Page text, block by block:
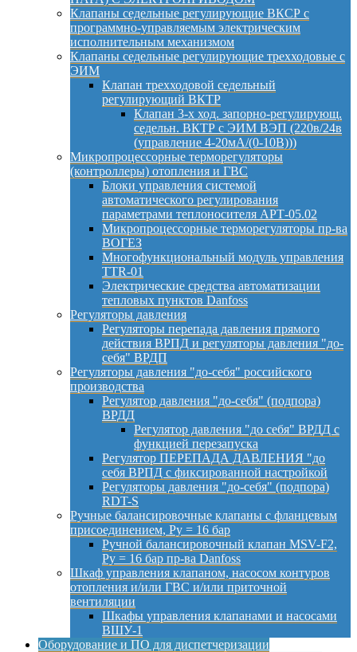
Клапаны седельные регулирующие ВКСР с
программно-управляемым электрическим
исполнительным механизмом
Клапаны седельные регулирующие трехходовые с
ЭИМ
Клапан трехходовой седельный
регулирующий ВКТР
Клапан 3-х ход. запорно-регулирующ.
седельн. ВКТР с ЭИМ ВЭП (220в/24в
(управление 4-20мА/(0-10В)))
Микропроцессорные терморегуляторы
(контроллеры) отопления и ГВС
Блоки управления системой
автоматического регулирования
параметрами теплоносителя АРТ-05.02
Микропроцессорные терморегуляторы пр-ва
ВОГЕЗ
Многофункциональный модуль управления
TTR-01
Электрические средства автоматизации
тепловых пунктов Danfoss
Регуляторы давления
Регуляторы перепада давления прямого
действия ВРПД и регуляторы давления "до-
себя" ВРДП
Регуляторы давления "до-себя" российского
производства
Регулятор давления "до-себя" (подпора)
ВРДД
Регулятор давления "до себя" ВРДД с
функцией перезапуска
Регулятор ПЕРЕПАДА ДАВЛЕНИЯ "до
себя ВРПД с фиксированной настройкой
Регуляторы давления "до-себя" (подпора)
RDT-S
Ручные балансировочные клапаны с фланцевым
присоединением, Py = 16 бар
Ручной балансировочный клапан MSV-F2,
Py = 16 бар пр-ва Danfoss
Шкаф управления клапаном, насосом контуров
отопления и/или ГВС и/или приточной
вентиляции
Шкафы управления клапанами и насосами
ВШУ-1
Оборудование и ПО для диспетчеризации